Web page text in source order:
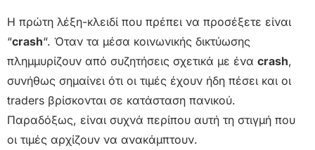
Η πρώτη λέξη-κλειδί που πρέπει να προσέξετε είναι
“crash“. Όταν τα μέσα κοινωνικής δικτύωσης
πλημμυρίζουν από συζητήσεις σχετικά με ένα crash,
συνήθως σημαίνει ότι οι τιμές έχουν ήδη πέσει και οι
traders βρίσκονται σε κατάσταση πανικού.
Παραδόξως, είναι συχνά περίπου αυτή τη στιγμή που
οι τιμές αρχίζουν να ανακάμπτουν.